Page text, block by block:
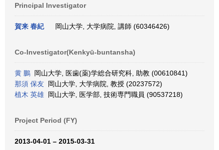
Principal Investigator
賀来 春紀 岡山大学, 大学病院, 講師 (60346426)
Co-Investigator(Kenkyū-buntansha)
黄 鵬 岡山大学, 医歯(薬)学総合研究科, 助教 (00610841)
那須 保友 岡山大学, 大学病院, 教授 (20237572)
植木 英雄 岡山大学, 医学部, 技術専門職員 (90537218)
Project Period (FY)
2013-04-01 – 2015-03-31